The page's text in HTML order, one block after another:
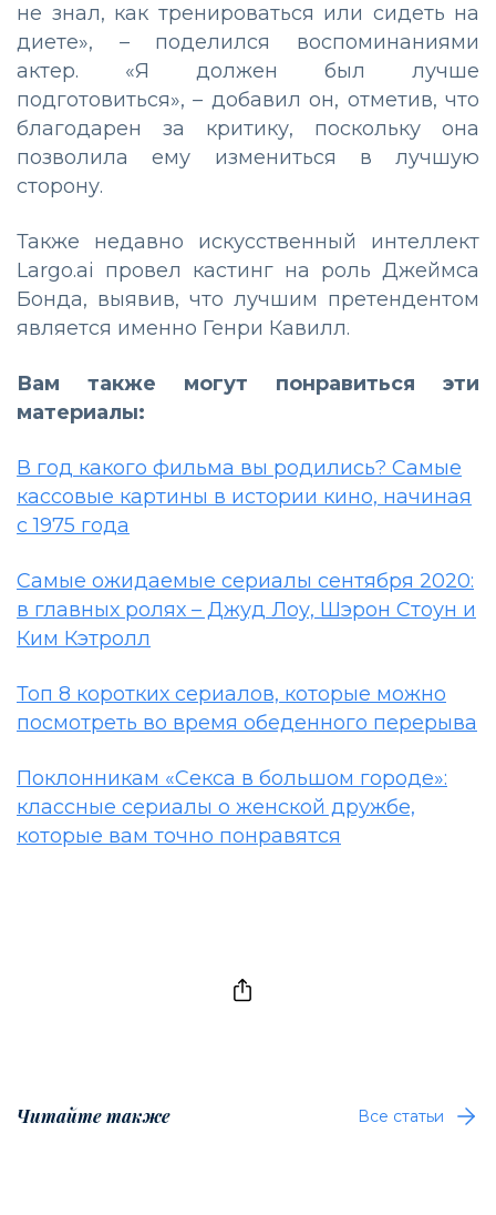
не знал, как тренироваться или сидеть на
диете», –поделился воспоминаниями
актер. «Я должен был лучше
подготовиться»,– добавил он, отметив, что
благодарен за критику, поскольку она
позволила ему измениться в лучшую
сторону.
Также недавно искусственный интеллект
Largo.ai провел кастинг на роль Джеймса
Бонда, выявив, что лучшим претендентом
является именно Генри Кавилл.
Вам также могут понравиться эти
материалы:
В год какого фильма вы родились? Самые
кассовые картины в истории кино, начиная
с 1975 года
Самые ожидаемые сериалы сентября 2020:
в главных ролях – Джуд Лоу, Шэрон Стоун и
Ким Кэтролл
Топ 8 коротких сериалов, которые можно
посмотреть во время обеденного перерыва
Поклонникам «Секса в большом городе»:
классные сериалы о женской дружбе,
которые вам точно понравятся
Читайте также Все статьи